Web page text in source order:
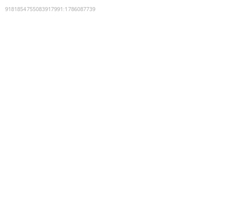
9181854755083917991 :1786087739